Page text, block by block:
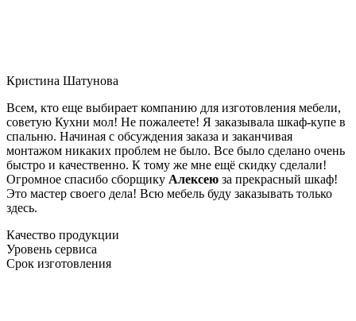
Кристина Шатунова
Всем, кто еще выбирает компанию для изготовления мебели,
советую Кухни мол! Не пожалеете! Я заказывала шкаф-купе в
спальню. Начиная с обсуждения заказа и заканчивая
монтажом никаких проблем не было. Все было сделано очень
быстро и качественно. К тому же мне ещё скидку сделали!
Огромное спасибо сборщику Алексею за прекрасный шкаф!
Это мастер своего дела! Всю мебель буду заказывать только
здесь.
Качество продукции
Уровень сервиса
Срок изготовления